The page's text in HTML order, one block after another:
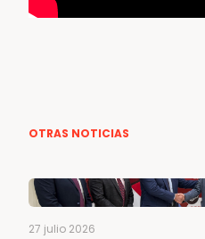
OTRAS NOTICIAS
27 julio 2026